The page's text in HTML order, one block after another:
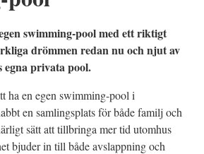
swimming-pool med ett riktigt
drömmen redan nu och njut av
egna privata pool.
ha en egen swimming-pool i
en samlingsplats för både familj och
sätt att tillbringa mer tid utomhus
bjuder in till både avslappning och